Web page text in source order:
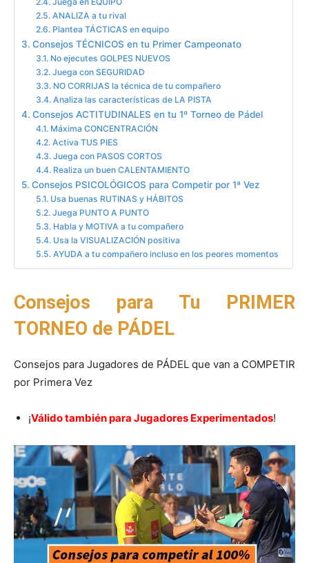
ANALIZA a tu rival
Plantea TÁCTICAS en equipo
Consejos TÉCNICOS en tu Primer Campeonato
No ejecutes GOLPES NUEVOS
Juega con SEGURIDAD
NO CORRIJAS la técnica de tu compañero
Analiza las características de LA PISTA
Consejos ACTITUDINALES en tu 1º Torneo de Pádel
Máxima CONCENTRACIÓN
Activa TUS PIES
Juega con PASOS CORTOS
Realiza un buen CALENTAMIENTO
Consejos PSICOLÓGICOS para Competir por 1ª Vez
Usa buenas RUTINAS y HÁBITOS
Juega PUNTO A PUNTO
Habla y MOTIVA a tu compañero
Usa la VISUALIZACIÓN positiva
AYUDA a tu compañero incluso en los peores momentos
Consejos para Tu PRIMER
TORNEO de PÁDEL
Consejos para Jugadores de PÁDEL que van a COMPETIR
por Primera Vez
¡Válido también para Jugadores Experimentados!